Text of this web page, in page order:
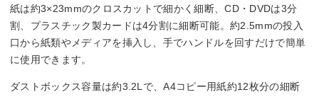
紙は約3×23mmのクロスカットで細かく細断、CD・DVDは3分
割、プラスチック製カードは4分割に細断可能。約2.5mmの投入
口から紙類やメディアを挿入し、手でハンドルを回すだけで簡単
に使用できます。
ダストボックス容量は約3.2Lで、A4コピー用紙約12枚分の細断